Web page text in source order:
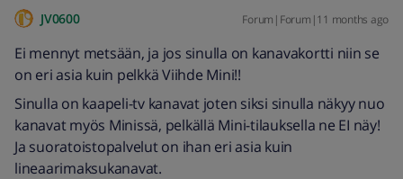
JV0600 Forum|Forum|11 months ago
Ei mennyt metsään, ja jos sinulla on kanavakortti niin se
on eri asia kuin pelkkä Viihde Mini!!
Sinulla on kaapeli-tv kanavat joten siksi sinulla näkyy nuo
kanavat myös Minissä, pelkällä Mini-tilauksella ne EI näy!
Ja suoratoistopalvelut on ihan eri asia kuin
lineaarimaksukanavat.